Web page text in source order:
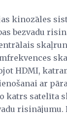
kinozāles
bezvadu
HDMI,
ar
katrs satelīta
risinājumu.